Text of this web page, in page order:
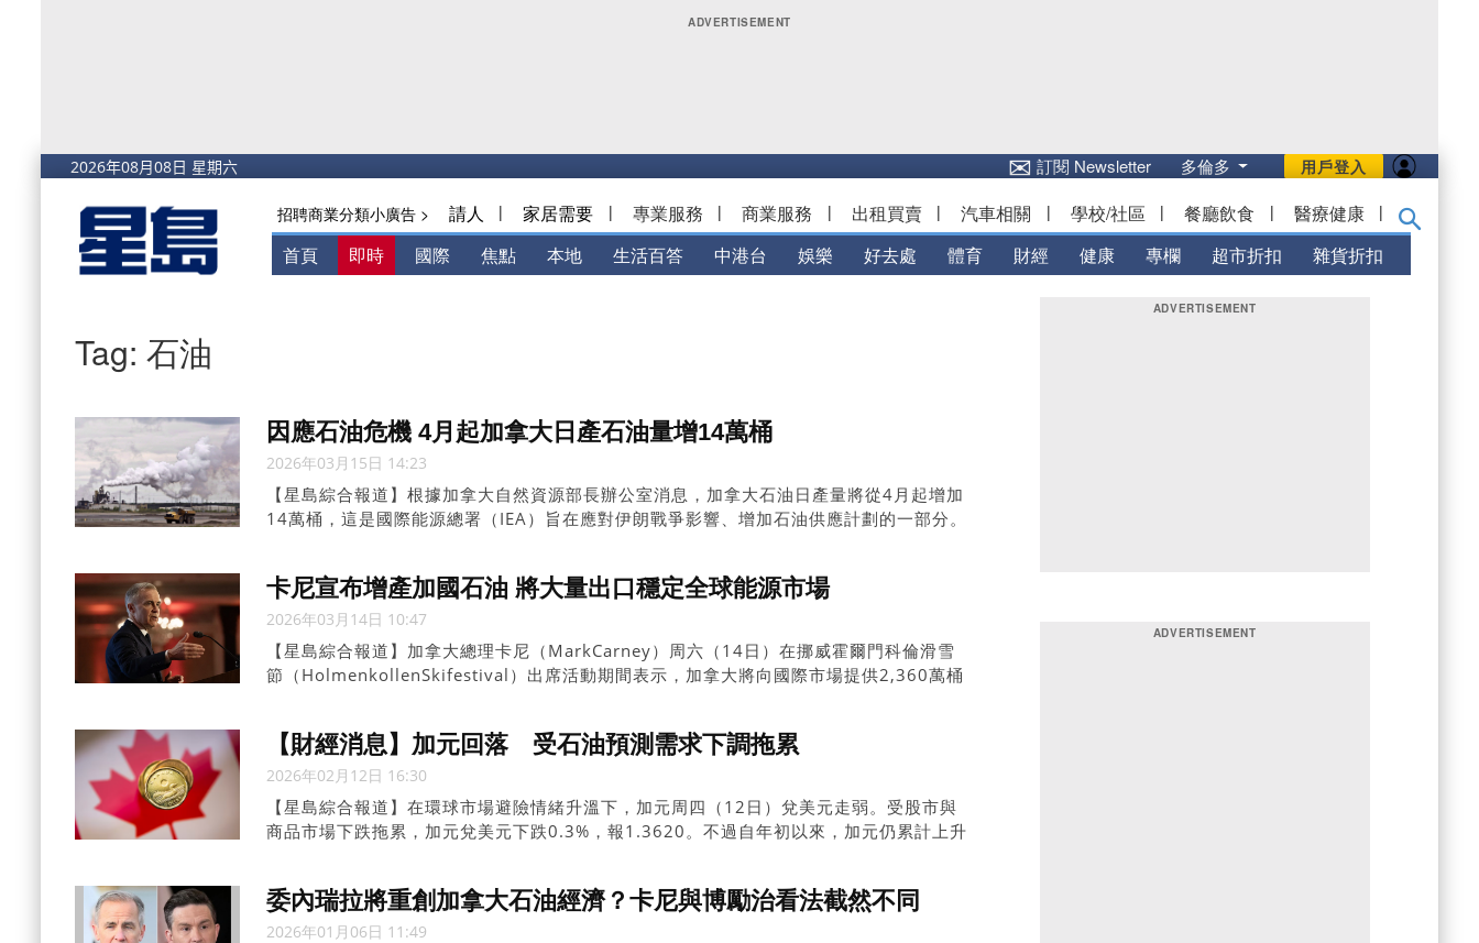
用戶登入
✉訂閱 Newsletter 多倫多
招聘商業分類小廣告 > 請人 | 家居需要 | 專業服務 | 商業服務 | 出租買賣 | 汽車相關 | 學校/社區 | 餐廳飲食 | 醫療健康 |
首頁 即時 國際 焦點 本地 生活百答 中港台 娛樂 好去處 體育 財經 健康 專欄 超市折扣 雜貨折扣
Tag: 石油
因應石油危機 4月起加拿大日產石油量增14萬桶
2026年03月15日 14:23
【星島綜合報道】根據加拿大自然資源部長辦公室消息，加拿大石油日產量將從4月起增加
14萬桶，這是國際能源總署（IEA）旨在應對伊朗戰爭影響、增加石油供應計劃的一部分。
卡尼宣布增產加國石油 將大量出口穩定全球能源市場
2026年03月14日 10:47
【星島綜合報道】加拿大總理卡尼（MarkCarney）周六（14日）在挪威霍爾門科倫滑雪
節（HolmenkollenSkifestival）出席活動期間表示，加拿大將向國際市場提供2,360萬桶
【財經消息】加元回落 受石油預測需求下調拖累
2026年02月12日 16:30
【星島綜合報道】在環球市場避險情緒升溫下，加元周四（12日）兌美元走弱。受股市與
商品市場下跌拖累，加元兌美元下跌0.3%，報1.3620。不過自年初以來，加元仍累計上升
委內瑞拉將重創加拿大石油經濟？卡尼與博勵治看法截然不同
2026年01月06日 11:49